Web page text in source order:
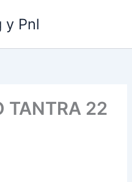
y Pnl
TANTRA 22